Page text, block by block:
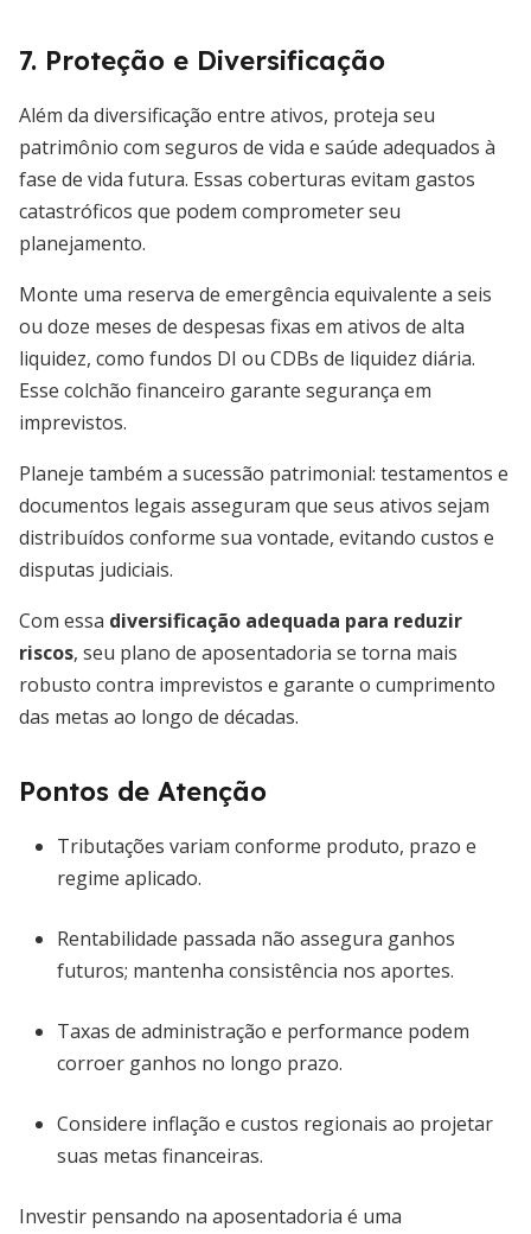
7. Proteção e Diversificação
Além da diversificação entre ativos, proteja seu
patrimônio com seguros de vida e saúde adequados à
fase de vida futura. Essas coberturas evitam gastos
catastróficos que podem comprometer seu
planejamento.
Monte uma reserva de emergência equivalente a seis
ou doze meses de despesas fixas em ativos de alta
liquidez, como fundos DI ou CDBs de liquidez diária.
Esse colchão financeiro garante segurança em
imprevistos.
Planeje também a sucessão patrimonial: testamentos e
documentos legais asseguram que seus ativos sejam
distribuídos conforme sua vontade, evitando custos e
disputas judiciais.
Com essa diversificação adequada para reduzir
riscos, seu plano de aposentadoria se torna mais
robusto contra imprevistos e garante o cumprimento
das metas ao longo de décadas.
Pontos de Atenção
Tributações variam conforme produto, prazo e
regime aplicado.
Rentabilidade passada não assegura ganhos
futuros; mantenha consistência nos aportes.
Taxas de administração e performance podem
corroer ganhos no longo prazo.
Considere inflação e custos regionais ao projetar
suas metas financeiras.
Investir pensando na aposentadoria é uma